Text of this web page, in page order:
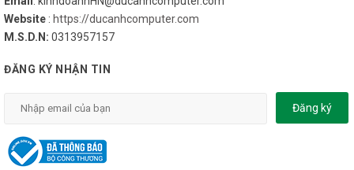
Website : https://ducanhcomputer.com
M.S.D.N: 0313957157
ĐĂNG KÝ NHẬN TIN
Đăng ký